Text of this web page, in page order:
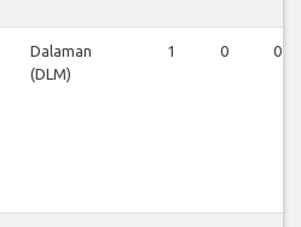
Dalaman
(DLM)
1 0 0